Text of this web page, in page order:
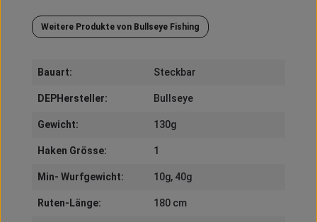
Weitere Produkte von Bullseye Fishing
Bauart: Steckbar
DEPHersteller: Bullseye
Gewicht: 130g
Haken Grösse: 1
Min- Wurfgewicht: 10g, 40g
Ruten-Länge: 180 cm